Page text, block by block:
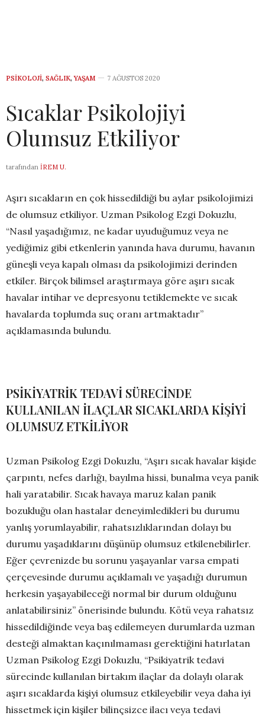
PSIKOLOJI, SAĞLIK, YAŞAM 7 AĞUSTOS 2020
Sıcaklar Psikolojiyi
Olumsuz Etkiliyor
tarafından İREM U.
Aşırı sıcakların en çok hissedildiği bu aylar psikolojimizi
de olumsuz etkiliyor. Uzman Psikolog Ezgi Dokuzlu,
“Nasıl yaşadığımız, ne kadar uyuduğumuz veya ne
yediğimiz gibi etkenlerin yanında hava durumu, havanın
güneşli veya kapalı olması da psikolojimizi derinden
etkiler. Birçok bilimsel araştırmaya göre aşırı sıcak
havalar intihar ve depresyonu tetiklemekte ve sıcak
havalarda toplumda suç oranı artmaktadır”
açıklamasında bulundu.
PSİKİYATRİK TEDAVİ SÜRECİNDE
KULLANILAN İLAÇLAR SICAKLARDA KİŞİYİ
OLUMSUZ ETKİLİYOR
Uzman Psikolog Ezgi Dokuzlu, “Aşırı sıcak havalar kişide
çarpıntı, nefes darlığı, bayılma hissi, bunalma veya panik
hali yaratabilir. Sıcak havaya maruz kalan panik
bozukluğu olan hastalar deneyimledikleri bu durumu
yanlış yorumlayabilir, rahatsızlıklarından dolayı bu
durumu yaşadıklarını düşünüp olumsuz etkilenebilirler.
Eğer çevrenizde bu sorunu yaşayanlar varsa empati
çerçevesinde durumu açıklamalı ve yaşadığı durumun
herkesin yaşayabileceği normal bir durum olduğunu
anlatabilirsiniz” önerisinde bulundu. Kötü veya rahatsız
hissedildiğinde veya baş edilemeyen durumlarda uzman
desteği almaktan kaçınılmaması gerektiğini hatırlatan
Uzman Psikolog Ezgi Dokuzlu, “Psikiyatrik tedavi
sürecinde kullanılan birtakım ilaçlar da dolaylı olarak
aşırı sıcaklarda kişiyi olumsuz etkileyebilir veya daha iyi
hissetmek için kişiler bilinçsizce ilacı veya tedavi